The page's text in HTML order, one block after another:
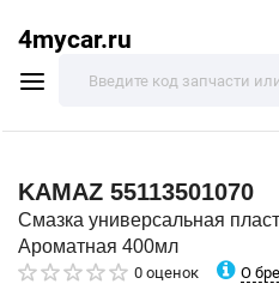
4mycar.ru
KAMAZ 55113501070
Смазка универсальная
Ароматная 400мл
0 оценок О